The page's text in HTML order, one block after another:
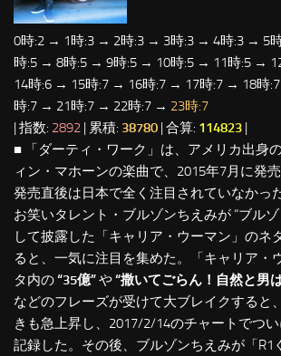
0時:2 → 1時:3 → 2時:3 → 3時:3 → 4時:3 → 5
時:5 → 8時:5 → 9時:5 → 10時:5 → 11時:5 →
14時:6 → 15時:7 → 16時:7 → 17時:7 → 18時
時:7 → 21時:7 → 22時:7 → 23時:7
| 指数: 2892 | 累積: 38780 | 合算: 114823 |
■ 「ダーティ・ワーク」は、アメリカ出身
ィン・マホーンの楽曲で、2015年7月に発
発売直後は日本で全く注目されていなかっ
お笑いタレント・ブルゾンちえみが “ブルゾ
して披露した「キャリア・ウーマン」のネ
ると、一気に注目を集めた。「キャリア・
タ内の“35億”や“撒いてごらん！自然と男
などのフレーズが受けて大ブレイクすると
きも急上昇し、2017/2/14のチャートでつ
記録した。その後、ブルゾンちえみが「R1